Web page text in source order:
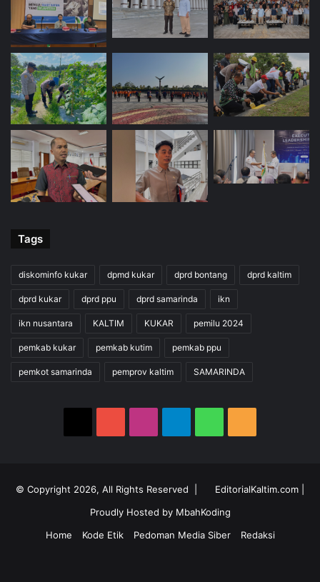
Tags
diskominfo kukar dpmd kukar dprd bontang dprd kaltim
dprd kukar dprd ppu dprd samarinda ikn
ikn nusantara KALTIM KUKAR pemilu 2024
pemkab kukar pemkab kutim pemkab ppu
pemkot samarinda pemprov kaltim SAMARINDA
© Copyright 2026, All Rights Reserved | EditorialKaltim.com
Proudly Hosted by MbahKoding
Home
Kode Etik Pedoman Media Siber Redaksi